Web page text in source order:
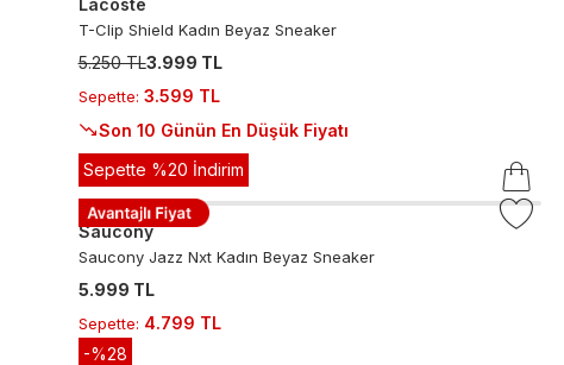
Lacoste
T-Clip Shield Kadın Beyaz Sneaker
5.250 TL3.999 TL
Sepette: 3.599 TL
Son 10 Günün En Düşük Fiyatı
Sepette %20 İndirim
Saucony
Saucony Jazz Nxt Kadın Beyaz Sneaker
5.999 TL
Sepette: 4.799 TL
-%28